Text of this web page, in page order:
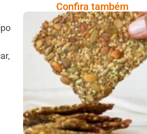
Confira também
Comer Bem: Cracker
De Sementes